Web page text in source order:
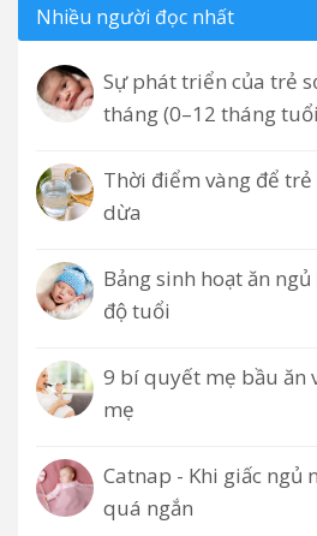
Nhiều người đọc nhất
Sự phát triển của trẻ
tháng (0–12 tháng
Thời điểm vàng để
dừa
Bảng sinh hoạt ăn ngủ
độ tuổi
9 bí quyết mẹ bầu ăn
mẹ
Catnap - Khi giấc ngủ
quá ngắn